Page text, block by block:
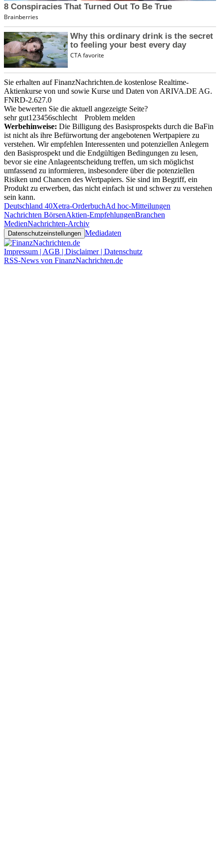
Sie erhalten auf FinanzNachrichten.de kostenlose Realtime-
Aktienkurse von und sowie Kurse und Daten von ARIVA.DE AG.
FNRD-2.627.0
Wie bewerten Sie die aktuell angezeigte Seite?
sehr gut1 23456schlecht
Problem melden
Werbehinweise: Die Billigung des Basisprospekts durch die BaFin
ist nicht als ihre Befürwortung der angebotenen Wertpapiere zu
verstehen. Wir empfehlen Interessenten und potenziellen Anlegern
den Basisprospekt und die Endgültigen Bedingungen zu lesen,
bevor sie eine Anlageentscheidung treffen, um sich möglichst
umfassend zu informieren, insbesondere über die potenziellen
Risiken und Chancen des Wertpapiers. Sie sind im Begriff, ein
Produkt zu erwerben, das nicht einfach ist und schwer zu verstehen
sein kann.
Deutschland 40Xetra-OrderbuchAd hoc-Mitteilungen
Nachrichten BörsenAktien-EmpfehlungenBranchen
MedienNachrichten-Archiv
Datenschutzeinstellungen Mediadaten
Impressum | AGB | Disclaimer | Datenschutz
RSS-News von FinanzNachrichten.de